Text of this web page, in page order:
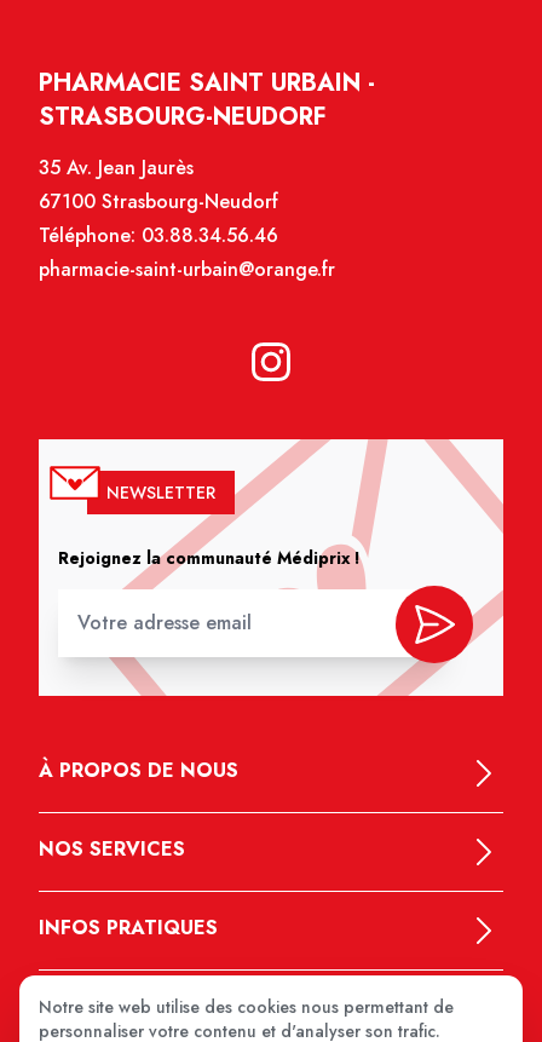
PHARMACIE SAINT URBAIN -
STRASBOURG-NEUDORF
35 Av. Jean Jaurès
67100 Strasbourg-Neudorf
Téléphone: 03.88.34.56.46
pharmacie-saint-urbain@orange.fr
NEWSLETTER
Rejoignez la communauté Médiprix !
À PROPOS DE NOUS
NOS SERVICES
INFOS PRATIQUES
Notre site web utilise des cookies nous permettant de
personnaliser votre contenu et d'analyser son trafic.